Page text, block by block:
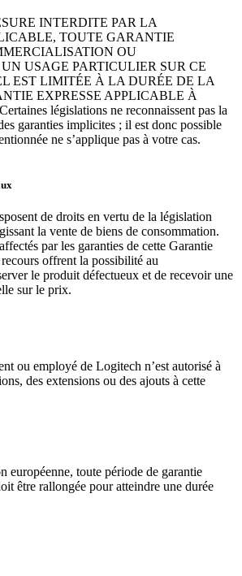
INTERDITE PAR LA
TOUTE GARANTIE
OU
USAGE PARTICULIER SUR CE
EST LIMITÉE À LA DURÉE DE LA
EXPRESSE APPLICABLE À
législations ne reconnaissent pas la
garanties implicites ; il est donc possible
ne s’applique pas à votre cas.
de droits en vertu de la législation
la vente de biens de consommation.
par les garanties de cette Garantie
offrent la possibilité au
le produit défectueux et de recevoir une
sur le prix.
ou employé de Logitech n’est autorisé à
des extensions ou des ajouts à cette
européenne, toute période de garantie
être rallongée pour atteindre une durée